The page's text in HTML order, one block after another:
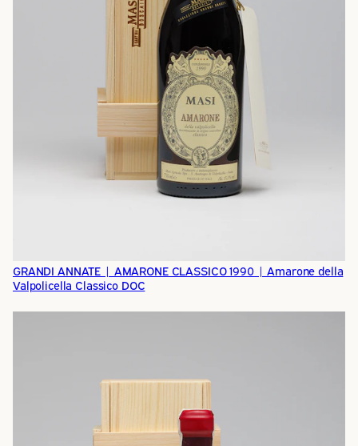
GRANDI ANNATE | AMARONE CLASSICO 1990 | Amarone della
Valpolicella Classico DOC